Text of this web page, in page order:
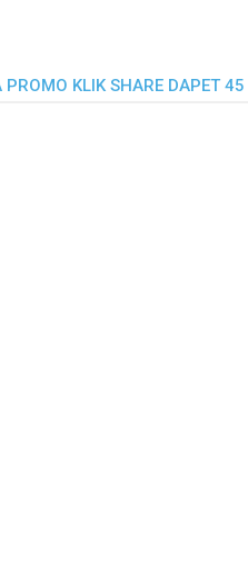
KLIK SHARE DAPET